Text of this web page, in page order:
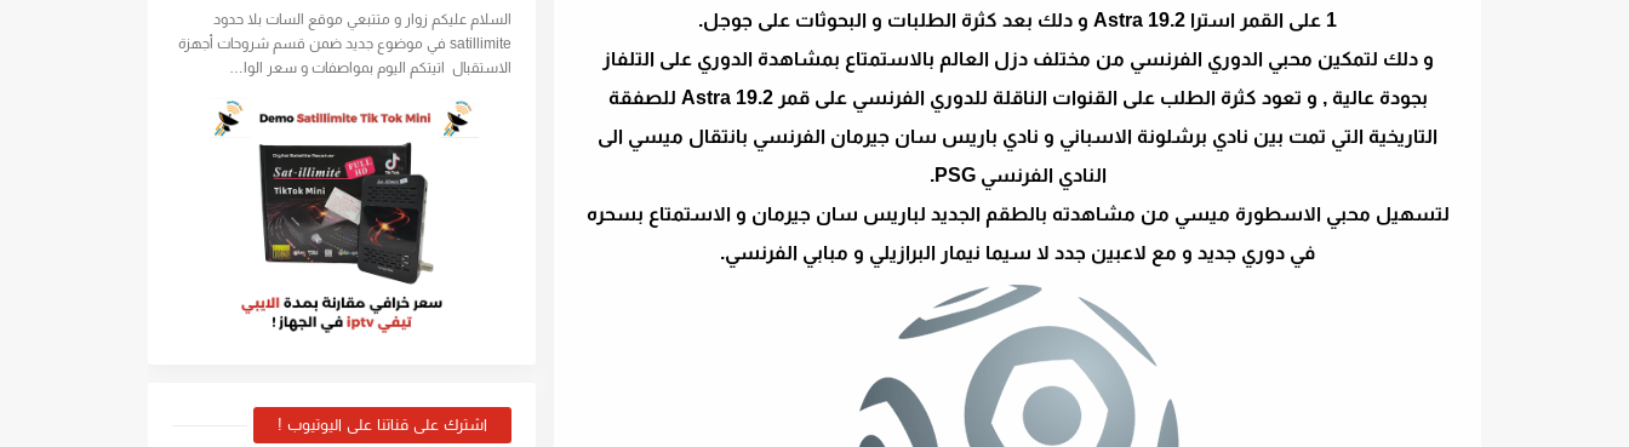
1 على القمر استرا Astra 19.2 و دلك بعد كثرة الطلبات و البحوثات على جوجل.
و دلك لتمكين محبي الدوري الفرنسي من مختلف دزل العالم بالاستمتاع بمشاهدة الدوري على التلفاز
بجودة عالية , و تعود كثرة الطلب على القنوات الناقلة للدوري الفرنسي على قمر Astra 19.2 للصفقة
التاريخية التي تمت بين نادي برشلونة الاسباني و نادي باريس سان جيرمان الفرنسي بانتقال ميسي الى
النادي الفرنسي PSG.
لتسهيل محبي الاسطورة ميسي من مشاهدته بالطقم الجديد لباريس سان جيرمان و الاستمتاع بسحره
في دوري جديد و مع لاعبين جدد لا سيما نيمار البرازيلي و مبابي الفرنسي.
السلام عليكم زوار و متتبعي موقع السات بلا حدود
satillimite في موضوع جديد ضمن قسم شروحات أجهزة
الاستقبال اتيتكم اليوم بمواصفات و سعر الوا…
اشترك على قناتنا على اليوتيوب !